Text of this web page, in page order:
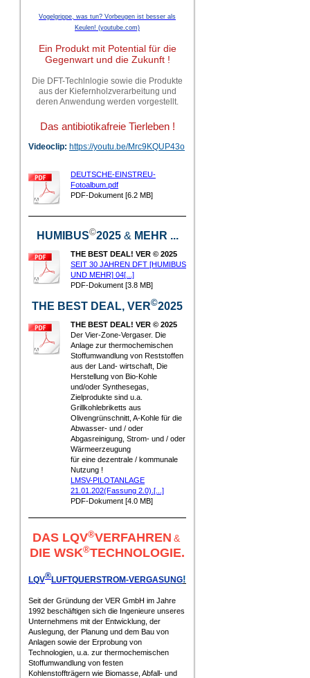
Vogelgrippe, was tun? Vorbeugen ist besser als
Keulen! (youtube.com)
Ein Produkt mit Potential für die
Gegenwart und die Zukunft !
Die DFT-Techlnlogie sowie die Produkte
aus der Kiefernholzverarbeitung und
deren Anwendung werden vorgestellt.
Das antibiotikafreie Tierleben !
Videoclip: https://youtu.be/Mrc9KQUP43o
DEUTSCHE-EINSTREU-
Fotoalbum.pdf
PDF-Dokument [6.2 MB]
HUMIBUS©2025& MEHR ...
THE BEST DEAL! VER © 2025
SEIT 30 JAHREN DFT [HUMIBUS
UND MEHR] 04[...]
PDF-Dokument [3.8 MB]
THE BEST DEAL, VER©2025
THE BEST DEAL! VER © 2025
Der Vier-Zone-Vergaser. Die
Anlage zur thermochemischen
Stoffumwandlung von Reststoffen
aus der Land- wirtschaft, Die
Herstellung von Bio-Kohle
und/oder Synthesegas,
Zielprodukte sind u.a.
Grillkohlebriketts aus
Olivengrünschnitt, A-Kohle für die
Abwasser- und / oder
Abgasreinigung, Strom- und / oder
Wärmeerzeugung
für eine dezentrale / kommunale
Nutzung !
LMSV-PILOTANLAGE
21.01.202(Fassung 2.0).[...]
PDF-Dokument [4.0 MB]
DAS LQV®VERFAHREN &
DIE WSK®TECHNOLOGIE.
LQV®LUFTQUERSTROM-VERGASUNG!
Seit der Gründung der VER GmbH im Jahre
1992 beschäftigen sich die Ingenieure unseres
Unternehmens mit der Entwicklung, der
Auslegung, der Planung und dem Bau von
Anlagen sowie der Erprobung von
Technologien, u.a. zur thermochemischen
Stoffumwandlung von festen
Kohlenstoffträgern wie Biomasse, Abfall- und